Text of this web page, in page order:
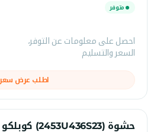
متوفر
احصل على معلومات عن التوفر،
السعر والتسليم
اطلب عرض سعر
حشوة (2453U436S23) كوبلكو